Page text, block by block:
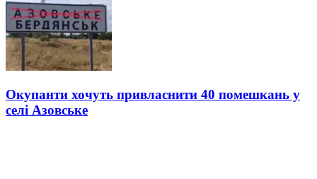
Окупанти хочуть привласнити 40 помешкань у
селі Азовське